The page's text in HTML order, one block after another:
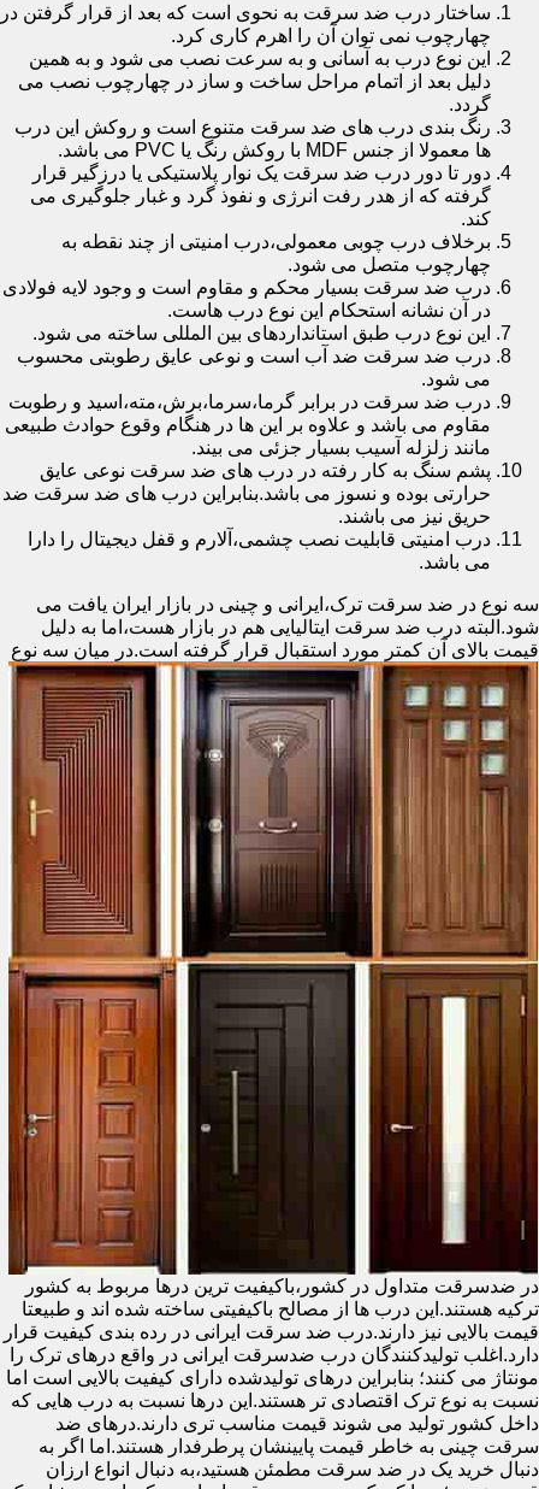
ساختار درب ضد سرقت به نحوی است که بعد از قرار گرفتن در
چهارچوب نمی توان آن را اهرم کاری کرد.
این نوع درب به آسانی و به سرعت نصب می شود و به همین
دلیل بعد از اتمام مراحل ساخت و ساز در چهارچوب نصب می
گردد.
رنگ بندی درب های ضد سرقت متنوع است و روکش این درب
ها معمولا از جنس MDF با روکش رنگ یا PVC می باشد.
دور تا دور درب ضد سرقت یک نوار پلاستیکی یا درزگیر قرار
گرفته که از هدر رفت انرژی و نفوذ گرد و غبار جلوگیری می
کند.
برخلاف درب چوبی معمولی،درب امنیتی از چند نقطه به
چهارچوب متصل می شود.
درب ضد سرقت بسیار محکم و مقاوم است و وجود لایه فولادی
در آن نشانه استحکام این نوع درب هاست.
این نوع درب طبق استانداردهای بین المللی ساخته می شود.
درب ضد سرقت ضد آب است و نوعی عایق رطوبتی محسوب
می شود.
درب ضد سرقت در برابر گرما،سرما،برش،مته،اسید و رطوبت
مقاوم می باشد و علاوه بر این ها در هنگام وقوع حوادث طبیعی
مانند زلزله آسیب بسیار جزئی می بیند.
پشم سنگ به کار رفته در درب های ضد سرقت نوعی عایق
حرارتی بوده و نسوز می باشد.بنابراین درب های ضد سرقت ضد
حریق نیز می باشند.
درب امنیتی قابلیت نصب چشمی،آلارم و قفل دیجیتال را دارا
می باشد.
سه نوع در ضد سرقت ترک،ایرانی و چینی در بازار ایران یافت می
شود.البته درب ضد سرقت ایتالیایی هم در بازار هست،اما به دلیل
قیمت بالای آن کمتر مورد استقبال قرار گرفته است.در میان سه نوع
در ضدسرقت متداول در کشور،باکیفیت ترین درها مربوط به کشور
ترکیه هستند.این درب ها از مصالح باکیفیتی ساخته شده اند و طبیعتا
قیمت بالایی نیز دارند.درب ضد سرقت ایرانی در رده بندی کیفیت قرار
دارد.اغلب تولیدکنندگان درب ضدسرقت ایرانی در واقع درهای ترک را
مونتاژ می کنند؛ بنابراین درهای تولیدشده دارای کیفیت بالایی است اما
نسبت به نوع ترک اقتصادی تر هستند.این درها نسبت به درب هایی که
داخل کشور تولید می شوند قیمت مناسب تری دارند.درهای ضد
سرقت چینی به خاطر قیمت پایینشان پرطرفدار هستند.اما اگر به
دنبال خرید یک در ضد سرقت مطمئن هستید،به دنبال انواع ارزان